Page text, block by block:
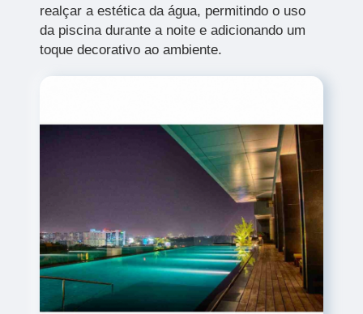
realçar a estética da água, permitindo o uso
da piscina durante a noite e adicionando um
toque decorativo ao ambiente.